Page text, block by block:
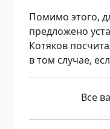
Помимо этого,
предложено
Котяков
в том случае,
Все